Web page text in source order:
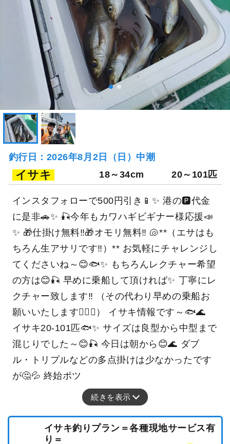
釣行日：2026年8月2日（日）中潮
イサキ 18～34cm 20～101匹
インスタフォローで500円引き📱✨ 港の🅿️代金
に是非🚗✨ 🎣今年もカワハギビギナー様応援📣
✨ 🎁仕掛け無料‼️🎁オモリ無料‼️ 🐚**（エサはも
ちろん生アサリです‼️）** お気軽にチャレンジし
てくださいね～😊🐟✨ もちろんレクチャー希望
の方は😊🎣 早めに乗船して頂ければ✨ 丁寧にレ
クチャー致します‼️ （その代わり早めの乗船お
願いいたします🙇‍♂️✨） イサキ情報です～🐟🌊
イサキ20-101匹🐟✨ サイズは良型から中型まで
混じりでした～😊🎣 今日は朝から😊🌊 ダブ
ル・トリプルなどの多点掛けは少なかったです
が🤔💦 終始ポツ
続きを表示
イサキ釣りプラン＝各種現地サービス有
り＝